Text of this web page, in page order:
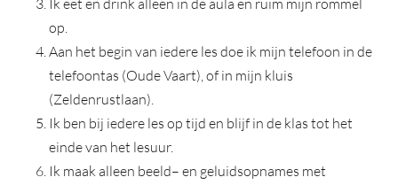
Ik eet en drink alleen in de aula en ruim mijn rommel
op.
Aan het begin van iedere les doe ik mijn telefoon in de
telefoontas (Oude Vaart), of in mijn kluis
(Zeldenrustlaan).
Ik ben bij iedere les op tijd en blijf in de klas tot het
einde van het lesuur.
Ik maak alleen beeld– en geluidsopnames met